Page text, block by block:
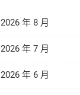
2026 年 8 月
2026 年 7 月
2026 年 6 月